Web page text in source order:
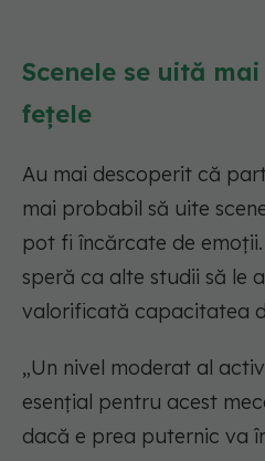
Scenele se uită
fețele
Au mai descoperit că
mai probabil să uite
pot fi încărcate de
speră ca alte studii să le
valorificată capacitatea
„Un nivel moderat al
esențial pentru acest
dacă e prea puternic va